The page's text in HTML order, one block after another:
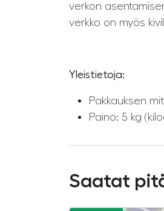
verkon
verkko on myös
Yleistietoja:
Pakkauksen
Paino: 5 kg
Saatat